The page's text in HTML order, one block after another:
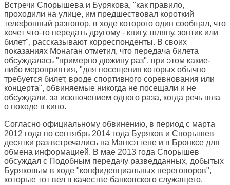
Встречи Спорышева и Бурякова, "как правило,
проходили на улице, им предшествовал короткий
телефонный разговор, в ходе которого один сообщал, что
хочет что-то передать другому - книгу, шляпу, зонтик или
билет", рассказывают корреспонденты. В своих
показаниях Монаган отметил, что передача билета
обсуждалась "примерно дюжину раз", при этом какие-
либо мероприятия, "для посещения которых обычно
требуется билет, вроде спортивного соревнования или
концерта", обвиняемые никогда не посещали и не
обсуждали, за исключением одного раза, когда речь шла
о походе в кино.
Согласно официальному обвинению, в период с марта
2012 года по сентябрь 2014 года Буряков и Спорышев
десятки раз встречались на Манхэттене и в Бронксе для
обмена информацией. В мае 2013 года Спорышев
обсуждал с Подобным передачу разведданных, добытых
Буряковым в ходе "конфиденциальных переговоров",
которые тот вел в качестве банковского служащего.